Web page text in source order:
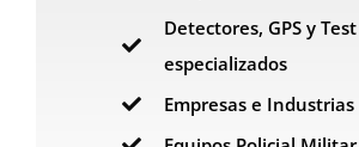
Detectores, GPS y Test
especializados
Empresas e Industrias